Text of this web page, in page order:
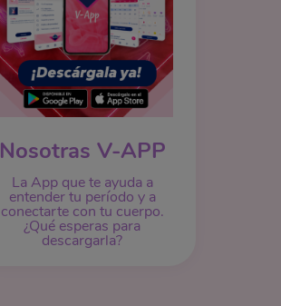
Nosotras V-APP
La App que te ayuda a
entender tu período y a
conectarte con tu cuerpo.
¿Qué esperas para
descargarla?